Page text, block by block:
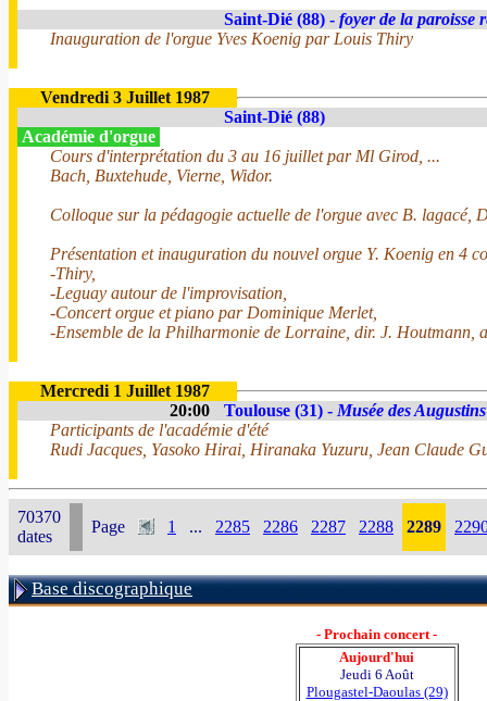
Saint-Dié (88) - foyer de la paroisse
Inauguration de l'orgue Yves Koenig par Louis Thiry
Vendredi 3 Juillet 1987
Saint-Dié (88)
Académie d'orgue
Cours d'interprétation du 3 au 16 juillet par Ml Girod, ...
Bach, Buxtehude, Vierne, Widor.
Colloque sur la pédagogie actuelle de l'orgue avec B. lagacé,
Présentation et inauguration du nouvel orgue Y. Koenig en 4
-Thiry,
-Leguay autour de l'improvisation,
-Concert orgue et piano par Dominique Merlet,
-Ensemble de la Philharmonie de Lorraine, dir. J. Houtmann,
Mercredi 1 Juillet 1987
20:00
Toulouse (31) - Musée des Augustins
Participants de l'académie d'été
Rudi Jacques, Yasoko Hirai, Hiranaka Yuzuru, Jean Claude
70370
dates
Page 1 ... 2285 2286 2287 2288 2289
Base discographique
- Prochain concert -
Aujourd'hui
Jeudi 6 Août
Plougastel-Daoulas (29)